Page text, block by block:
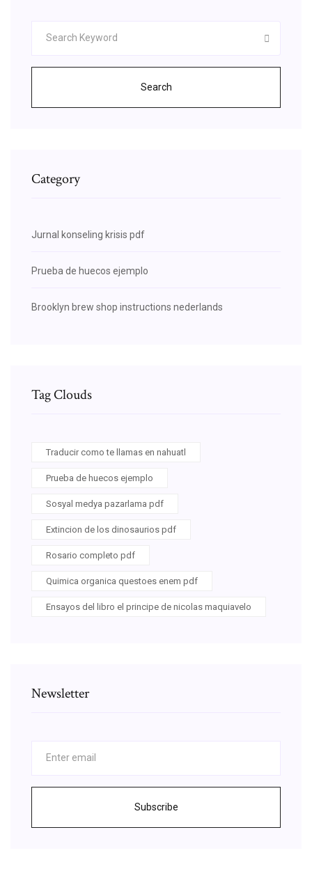
Search
Category
Jurnal konseling krisis pdf
Prueba de huecos ejemplo
Brooklyn brew shop instructions nederlands
Tag Clouds
Traducir como te llamas en nahuatl
Prueba de huecos ejemplo
Sosyal medya pazarlama pdf
Extincion de los dinosaurios pdf
Rosario completo pdf
Quimica organica questoes enem pdf
Ensayos del libro el principe de nicolas maquiavelo
Newsletter
Subscribe